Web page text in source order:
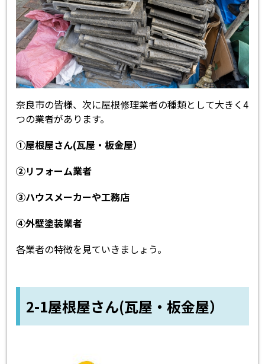
奈良市の皆様、次に屋根修理業者の種類として大きく4
つの業者があります。
①屋根屋さん(瓦屋・板金屋）
②リフォーム業者
③ハウスメーカーや工務店
④外壁塗装業者
各業者の特徴を見ていきましょう。
2-1屋根屋さん(瓦屋・板金屋）